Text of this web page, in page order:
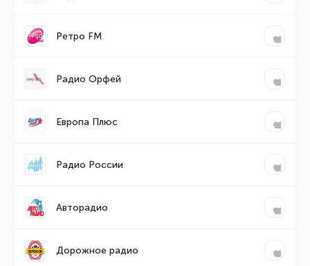
Ретро FM
Радио Орфей
Европа Плюс
Радио России
Авторадио
Дорожное радио